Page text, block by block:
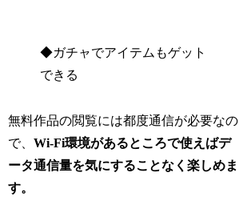
◆ガチャでアイテムもゲット
できる
無料作品の閲覧には都度通信が必要なの
で、Wi-Fi環境があるところで使えばデ
ータ通信量を気にすることなく楽しめま
す。